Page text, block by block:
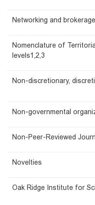
Networking and
Nomenclature of
levels1,2,3
Non-discretionary,
Non-governmental
Non-Peer-Reviewed
Novelties
Oak Ridge Institute for